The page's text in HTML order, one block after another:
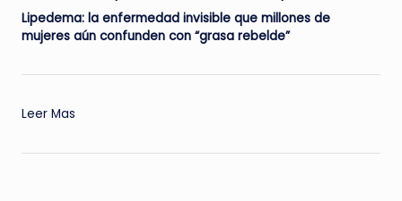
Lipedema: la enfermedad invisible que millones de
mujeres aún confunden con “grasa rebelde”
Leer Mas
Sisters